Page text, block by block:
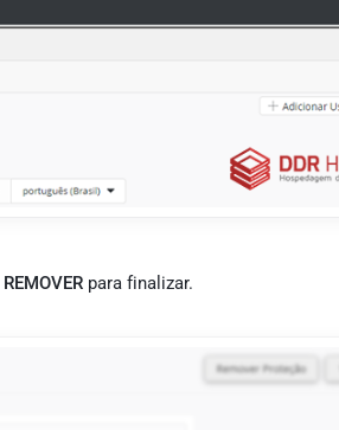
REMOVER para finalizar.